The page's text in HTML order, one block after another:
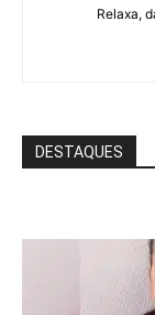
Relaxa,
DESTAQUES